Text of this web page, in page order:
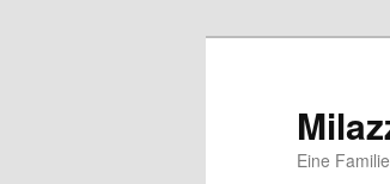
Eine